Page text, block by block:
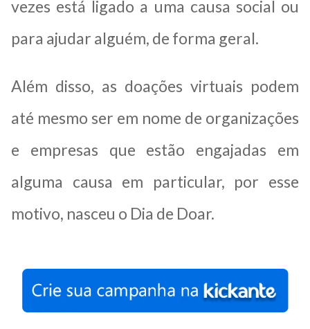
vezes está ligado a uma causa social ou
para ajudar alguém, de forma geral.
Além disso, as doações virtuais podem
até mesmo ser em nome de organizações
e empresas que estão engajadas em
alguma causa em particular, por esse
motivo, nasceu o Dia de Doar.